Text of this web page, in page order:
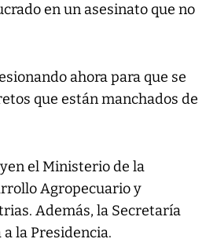
en un asesinato que no
ahora para que se
que están manchados de
el Ministerio de la
Agropecuario y
Además, la Secretaría
la Presidencia.